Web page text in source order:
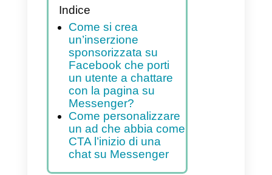
obiettivo l’inizio di una
su Messenger da parte
dell’utente.
Indice
Come si crea
un’inserzione